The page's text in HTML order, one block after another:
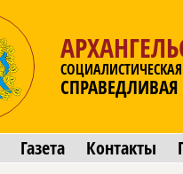
Газета Контакты